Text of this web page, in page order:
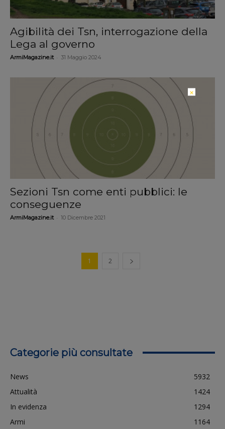
Agibilità dei Tsn, interrogazione della
Lega al governo
ArmiMagazine.it 31 Maggio 2024
Sezioni Tsn come enti pubblici: le
conseguenze
ArmiMagazine.it 10 Dicembre 2021
1 2
Categorie più consultate
News
5932
Attualità
1424
In evidenza
1294
Armi
1164
×